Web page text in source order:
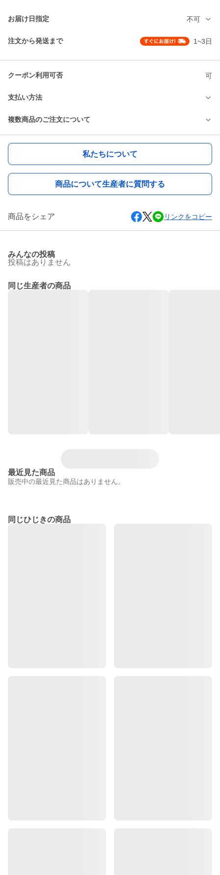
お届け日指定 不可
注文から発送まで 1~3日
クーポン利用可否 可
支払い方法
複数商品のご注文について
私たちについて
商品について生産者に質問する
商品をシェア リンクをコピー
みんなの投稿
投稿はありません
同じ生産者の商品
最近見た商品
販売中の最近見た商品はありません。
同じひじきの商品